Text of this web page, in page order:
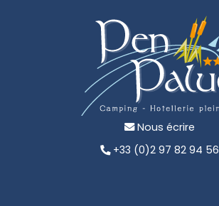
Nous écrire
+33 (0)2 97 82 94 56